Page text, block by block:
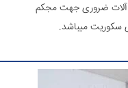
آلات ضروری جهت مجکم
سکوریت میباشد.